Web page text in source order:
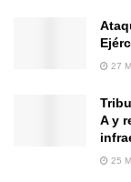
27
A y
25